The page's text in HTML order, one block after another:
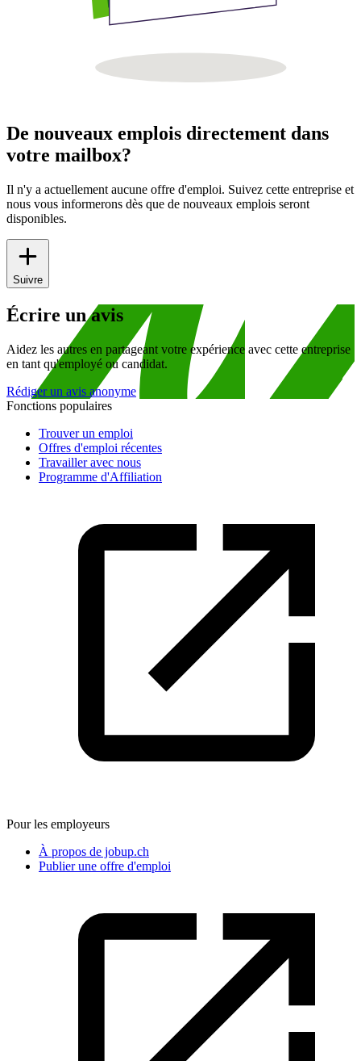
De nouveaux emplois directement dans
votre mailbox?
Il n'y a actuellement aucune offre d'emploi. Suivez cette entreprise et
nous vous informerons dès que de nouveaux emplois seront
disponibles.
Suivre
Écrire un avis
Aidez les autres en partageant votre expérience avec cette entreprise
en tant qu'employé ou candidat.
Rédiger un avis anonyme
Fonctions populaires
Trouver un emploi
Offres d'emploi récentes
Travailler avec nous
Programme d'Affiliation
Pour les employeurs
À propos de jobup.ch
Publier une offre d'emploi